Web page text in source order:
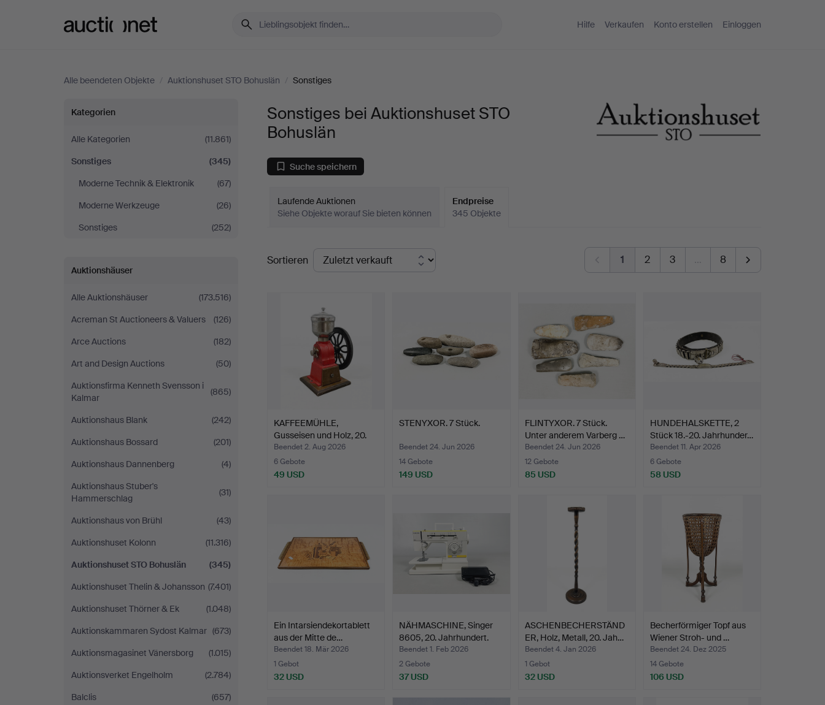
Hilfe Verkaufen Konto erstellen Einloggen
Alle beendeten Objekte / Auktionshuset STO Bohuslän / Sonstiges
Sonstiges
bei
Auktionshuset
STO
Bohuslän
Kategorien
Alle Kategorien
(11.861)
Sonstiges
(345)
Moderne Technik & Elektronik
(67)
Moderne Werkzeuge
(26)
Sonstiges
(252)
Auktionshäuser
Alle Auktionshäuser
(173.516)
Acreman St Auctioneers & Valuers
(126)
Arce Auctions
(182)
Art and Design Auctions
(50)
Auktionsfirma Kenneth Svensson i
Kalmar
(865)
Auktionshaus Blank
(242)
Auktionshaus Bossard
(201)
Auktionshaus Dannenberg
(4)
Auktionshaus Stuber's
Hammerschlag
(31)
Auktionshaus von Brühl
(43)
Auktionshuset Kolonn
(11.316)
Auktionshuset STO Bohuslän
(345)
Auktionshuset Thelin & Johansson (7.401)
Auktionshuset Thörner & Ek
(1.048)
Auktionskammaren Sydost Kalmar (673)
Auktionsmagasinet Vänersborg
(1.015)
Auktionsverket Engelholm
(2.784)
Balclis
(657)
Sonstiges bei Auktionshuset STO
Bohuslän
Suche speichern
Laufende Auktionen
Siehe Objekte worauf Sie bieten können
Endpreise
345 Objekte
Endpreise
Sortieren 1 2 3 … 8
KAFFEEMÜHLE,
Gusseisen und Holz, 20.
Jahrh…
Beendet 2. Aug 2026
6 Gebote
49 USD
STENYXOR. 7 Stück.
Beendet 24. Jun 2026
14 Gebote
149 USD
FLINTYXOR. 7 Stück.
Unter anderem Varberg …
Beendet 24. Jun 2026
12 Gebote
85 USD
HUNDEHALSKETTE, 2
Stück 18.-20. Jahrhunder…
Beendet 11. Apr 2026
6 Gebote
58 USD
Ein Intarsiendekortablett
aus der Mitte de…
Beendet 18. Mär 2026
1 Gebot
32 USD
NÄHMASCHINE, Singer
8605, 20. Jahrhundert.
Beendet 1. Feb 2026
2 Gebote
37 USD
ASCHENBECHERSTÄND
ER, Holz, Metall, 20. Jah…
Beendet 4. Jan 2026
1 Gebot
32 USD
Becherförmiger Topf aus
Wiener Stroh- und …
Beendet 24. Dez 2025
14 Gebote
106 USD